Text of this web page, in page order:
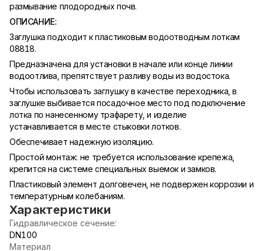
размывание плодородных почв.
ОПИСАНИЕ:
Заглушка подходит к пластиковым водоотводным лоткам
08818.
Предназначена для установки в начале или конце линии
водоотлива, препятствует разливу воды из водостока.
Чтобы использовать заглушку в качестве переходника, в
заглушке выбивается посадочное место под подключение
лотка по нанесенному трафарету, и изделие
устанавливается в месте стыковки лотков.
Обеспечивает надежную изоляцию.
Простой монтаж: не требуется использование крепежа,
крепится на системе специальных выемок и замков.
Пластиковый элемент долговечен, не подвержен коррозии и
температурным колебаниям.
Характеристики
Гидравлическое сечение:
DN100
Материал